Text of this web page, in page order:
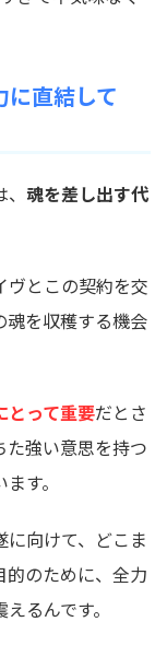
直結して
魂を差し出す代
ヴとこの契約を交
魂を収穫する機会
とって重要だとさ
強い意思を持つ
す。
向けて、どこま
のために、全力
るんです。